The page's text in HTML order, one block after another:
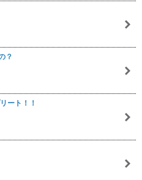
？
ート！！